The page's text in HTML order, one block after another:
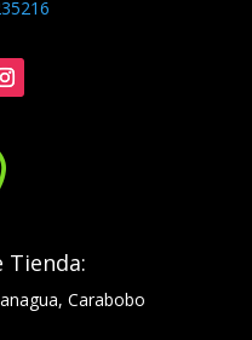
Tienda:
Carabobo